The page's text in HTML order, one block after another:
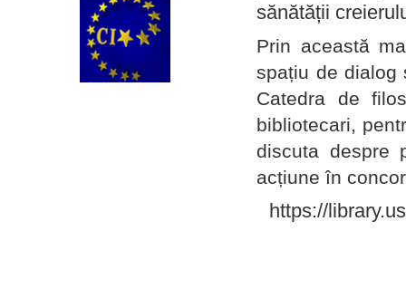
sănătății
Prin această
spațiu de dialog
Catedra de
bibliotecari,
discuta despre
acțiune în
https://